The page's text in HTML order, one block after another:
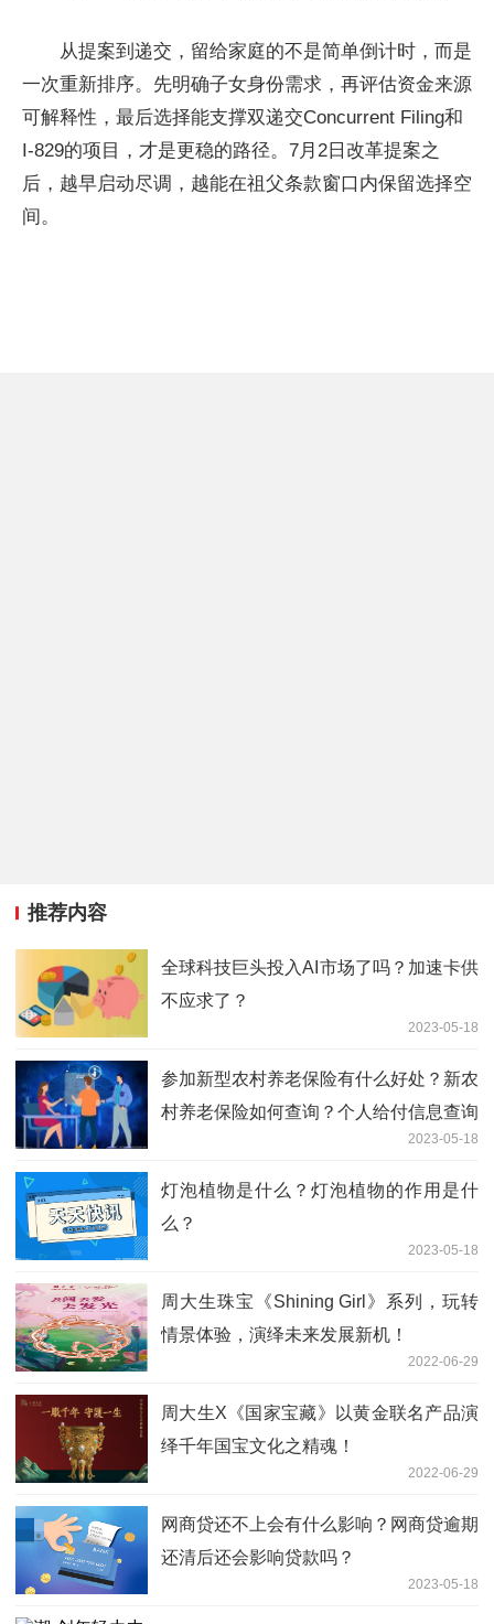
从提案到递交，留给家庭的不是简单倒计时，而是
一次重新排序。先明确子女身份需求，再评估资金来源
可解释性，最后选择能支撑双递交Concurrent Filing和
I-829的项目，才是更稳的路径。7月2日改革提案之
后，越早启动尽调，越能在祖父条款窗口内保留选择空
间。
推荐内容
全球科技巨头投入AI市场了吗？加速卡供
不应求了？
2023-05-18
参加新型农村养老保险有什么好处？新农
村养老保险如何查询？个人给付信息查询
2023-05-18
灯泡植物是什么？灯泡植物的作用是什
么？
2023-05-18
周大生珠宝《Shining Girl》系列，玩转
情景体验，演绎未来发展新机！
2022-06-29
周大生X《国家宝藏》以黄金联名产品演
绎千年国宝文化之精魂！
2022-06-29
网商贷还不上会有什么影响？网商贷逾期
还清后还会影响贷款吗？
2023-05-18